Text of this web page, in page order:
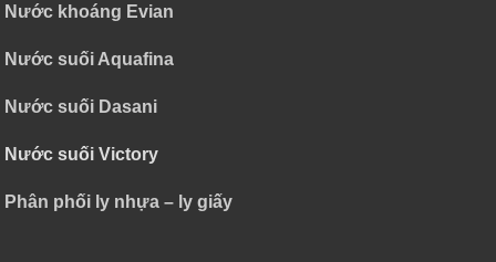
Nước khoáng Evian
Nước suối Aquafina
Nước suối Dasani
Nước suối Victory
Phân phối ly nhựa – ly giấy